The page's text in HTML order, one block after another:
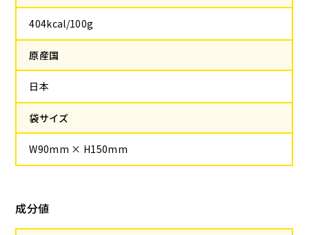
404kcal/100g
原産国
日本
袋サイズ
W90mm × H150mm
成分値